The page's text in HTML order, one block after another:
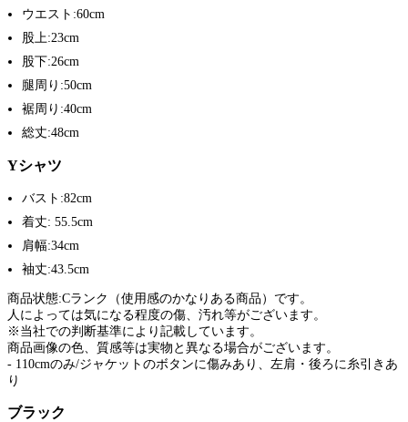
ウエスト:60cm
股上:23cm
股下:26cm
腿周り:50cm
裾周り:40cm
総丈:48cm
Yシャツ
バスト:82cm
着丈: 55.5cm
肩幅:34cm
袖丈:43.5cm
商品状態:Cランク（使用感のかなりある商品）です。
人によっては気になる程度の傷、汚れ等がございます。
※当社での判断基準により記載しています。
商品画像の色、質感等は実物と異なる場合がございます。
- 110cmのみ/ジャケットのボタンに傷みあり、左肩・後ろに糸引きあ
り
ブラック